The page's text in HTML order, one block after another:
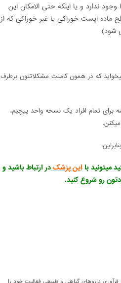
ندارد و یا اینکه حتی الامکان این
ماده ایست خوراکی یا غیر خوراکی که از
شود)
که در همون کامنت مشکلاتتون برطرف
تمام افراد یک نسخه واحد پیچیم،
میتونید بااین پزشکدر ارتباط باشید و
رو شروع کنید.